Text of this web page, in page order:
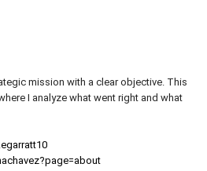
mission with a clear objective. This
I analyze what went right and what